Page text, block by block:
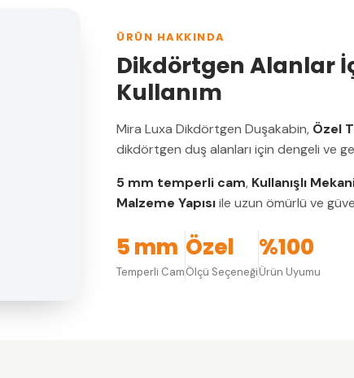
ÜRÜN HAKKINDA
Dikdörtgen Alanlar
Kullanım
Mira Luxa Dikdörtgen Duşakabin, Özel
dikdörtgen duş alanları için dengeli ve
5 mm temperli cam, Kullanışlı
Malzeme Yapısıile uzun ömürlü ve
5 mm
Temperli Cam
Özel
Ölçü Seçeneği
%100
Ürün Uyumu